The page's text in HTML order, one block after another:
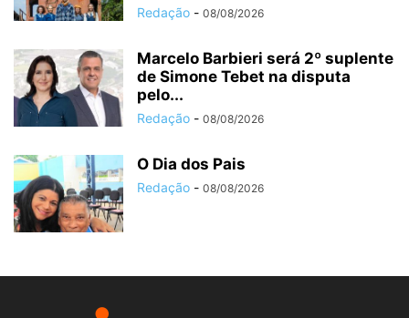
Redação - 08/08/2026
Marcelo Barbieri será 2º suplente
de Simone Tebet na disputa
pelo...
Redação - 08/08/2026
O Dia dos Pais
Redação - 08/08/2026